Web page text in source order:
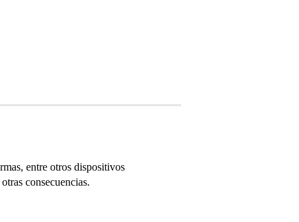
entre otros dispositivos
consecuencias.